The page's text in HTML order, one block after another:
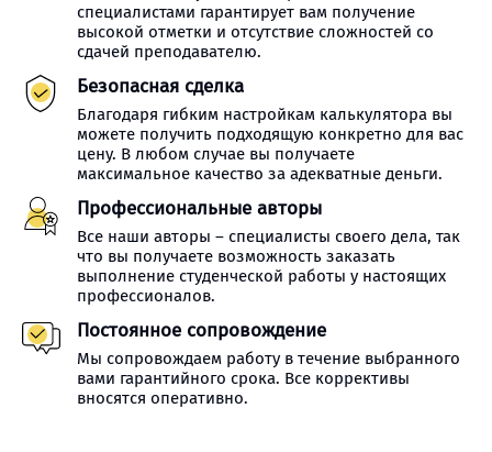
специалистами гарантирует вам получение
высокой отметки и отсутствие сложностей со
сдачей преподавателю.
Безопасная сделка
Благодаря гибким настройкам калькулятора вы
можете получить подходящую конкретно для вас
цену. В любом случае вы получаете
максимальное качество за адекватные деньги.
Профессиональные авторы
Все наши авторы – специалисты своего дела, так
что вы получаете возможность заказать
выполнение студенческой работы у настоящих
профессионалов.
Постоянное сопровождение
Мы сопровождаем работу в течение выбранного
вами гарантийного срока. Все коррективы
вносятся оперативно.